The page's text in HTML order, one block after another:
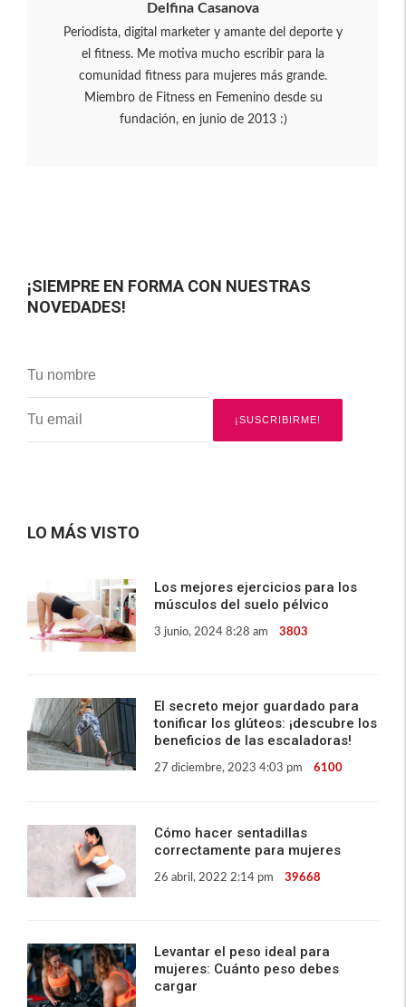
Delfina Casanova
Periodista, digital marketer y amante del deporte y
el fitness. Me motiva mucho escribir para la
comunidad fitness para mujeres más grande.
Miembro de Fitness en Femenino desde su
fundación, en junio de 2013 :)
¡SIEMPRE EN FORMA CON NUESTRAS
NOVEDADES!
LO MÁS VISTO
Los mejores ejercicios para los
músculos del suelo pélvico
3 junio, 2024 8:28 am 3803
El secreto mejor guardado para
tonificar los glúteos: ¡descubre los
beneficios de las escaladoras!
27 diciembre, 2023 4:03 pm 6100
Cómo hacer sentadillas
correctamente para mujeres
26 abril, 2022 2:14 pm 39668
Levantar el peso ideal para
mujeres: Cuánto peso debes
cargar